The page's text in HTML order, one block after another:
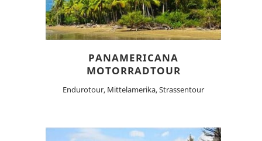
PANAMERICANA
MOTORRADTOUR
Endurotour, Mittelamerika, Strassentour